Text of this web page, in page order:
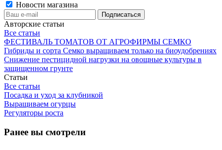
Новости магазина
Авторские статьи
Все статьи
ФЕСТИВАЛЬ ТОМАТОВ ОТ АГРОФИРМЫ СЕМКО
Гибриды и сорта Семко выращиваем только на биоудобрениях
Снижение пестицидной нагрузки на овощные культуры в
защищенном грунте
Статьи
Все статьи
Посадка и уход за клубникой
Выращиваем огурцы
Регуляторы роста
Ранее вы смотрели